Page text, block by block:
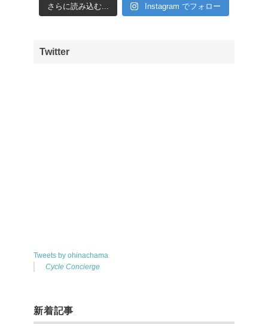
さらに読み込む... Instagram でフォロー
Twitter
Tweets by ohinachama
Cycle Concierge
新着記事